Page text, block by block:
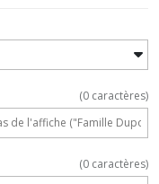
(0 caractères)
(0 caractères)